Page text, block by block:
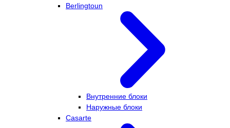
Berlingtoun
Внутренние блоки
Наружные блоки
Casarte